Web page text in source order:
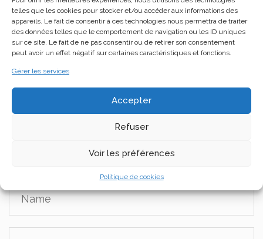
telles que les cookies pour stocker et/ou accéder aux informations des
appareils. Le fait de consentir à ces technologies nous permettra de traiter
des données telles que le comportement de navigation ou les ID uniques
sur ce site. Le fait de ne pas consentir ou de retirer son consentement
peut avoir un effet négatif sur certaines caractéristiques et fonctions.
Gérer les services
Accepter
Refuser
Voir les préférences
Politique de cookies
Votre adresse e-mail ne sera pas publiée. Les
champs obligatoires sont indiqués avec*